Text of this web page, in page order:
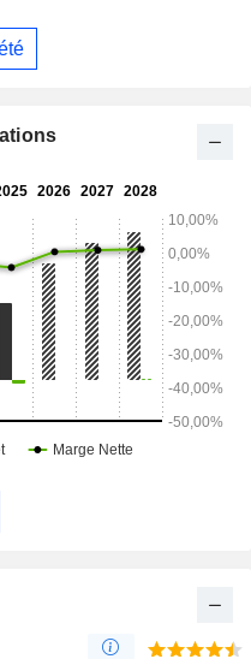
conçue pour synthétiser
et longitudinaux afin
une action en mettant en
de son prestataire.
Preferred Provider
Organization
Advantage (MA) dans